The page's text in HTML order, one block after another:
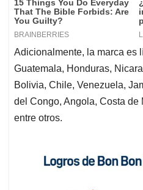
Adicionalmente, la marca es
Guatemala, Honduras,
Bolivia, Chile, Venezuela,
del Congo, Angola, Costa de
entre otros.